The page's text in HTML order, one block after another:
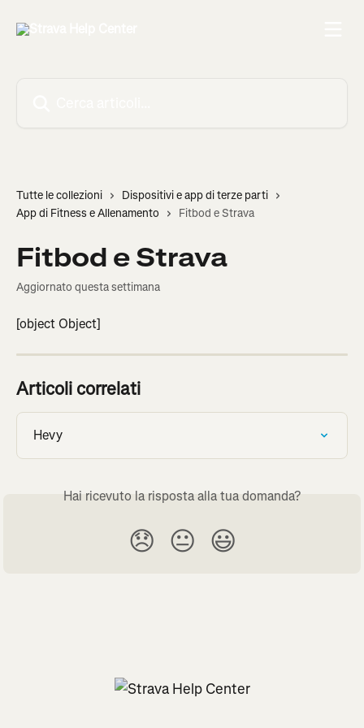
Tutte le collezioni
Dispositivi e app di terze parti
App di Fitness e Allenamento
Fitbod e Strava
Fitbod e Strava
Aggiornato questa settimana
[object Object]
Articoli correlati
Hevy
Hai ricevuto la risposta alla tua domanda?
😞 😐 😃